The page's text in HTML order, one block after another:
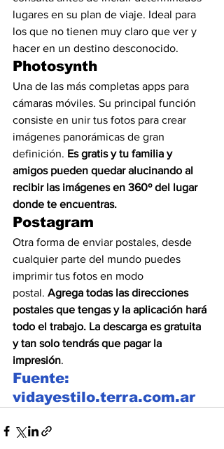
lugares en su plan de viaje. Ideal para
los que no tienen muy claro que ver y
hacer en un destino desconocido.
Photosynth
Una de las más completas apps para
cámaras móviles. Su principal función
consiste en unir tus fotos para crear
imágenes panorámicas de gran
definición. Es gratis y tu familia y
amigos pueden quedar alucinando al
recibir las imágenes en 360º del lugar
donde te encuentras.
Postagram
Otra forma de enviar postales, desde
cualquier parte del mundo puedes
imprimir tus fotos en modo
postal. Agrega todas las direcciones
postales que tengas y la aplicación hará
todo el trabajo. La descarga es gratuita
y tan solo tendrás que pagar la
impresión.
Fuente:
vidayestilo.terra.com.ar